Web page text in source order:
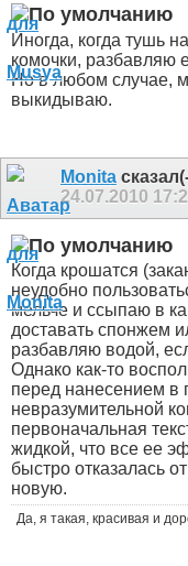
Иногда, когда тушь
комочки, разбавляю
Но в любом случае,
выкидываю.
Monita
24.07.2010
Когда крошатся
неудобно
мельче и ссыпаю в
доставать спонжем
разбавляю водой,
Однако как-то
перед нанесением в
невразумительной
первоначальная
жидкой, что все ее
быстро отказалась
новую.
Да, я такая, красивая и